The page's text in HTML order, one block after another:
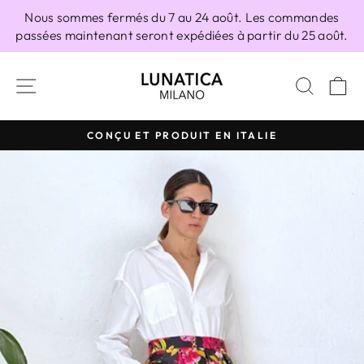
contenu
Nous sommes fermés du 7 au 24 août. Les commandes
passées maintenant seront expédiées à partir du 25 août.
Diaporama
Pause
CONÇU ET PRODUIT EN ITALIE